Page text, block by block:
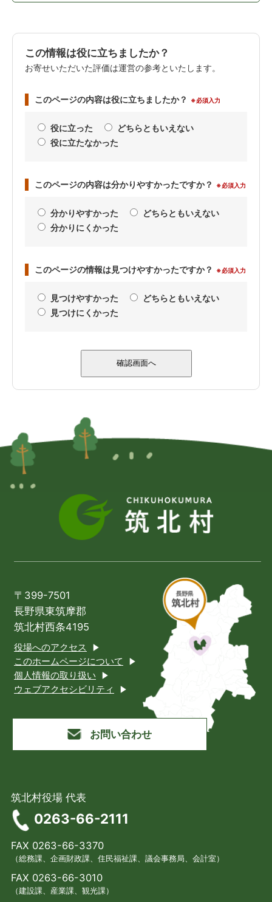
この情報は役に立ちましたか？
お寄せいただいた評価は運営の参考といたします。
このページの内容は役に立ちましたか？ ※必須入力
役に立った
どちらともいえない
役に立たなかった
このページの内容は分かりやすかったですか？ ※必須入力
分かりやすかった
どちらともいえない
分かりにくかった
このページの情報は見つけやすかったですか？ ※必須入力
見つけやすかった
どちらともいえない
見つけにくかった
〒399-7501
長野県東筑摩郡
筑北村西条4195
役場へのアクセス
このホームページについて
個人情報の取り扱い
ウェブアクセシビリティ
お問い合わせ
筑北村役場 代表
0263-66-2111
FAX 0263-66-3370
（総務課、企画財政課、住民福祉課、議会事務局、会計室）
FAX 0263-66-3010
（建設課、産業課、観光課）